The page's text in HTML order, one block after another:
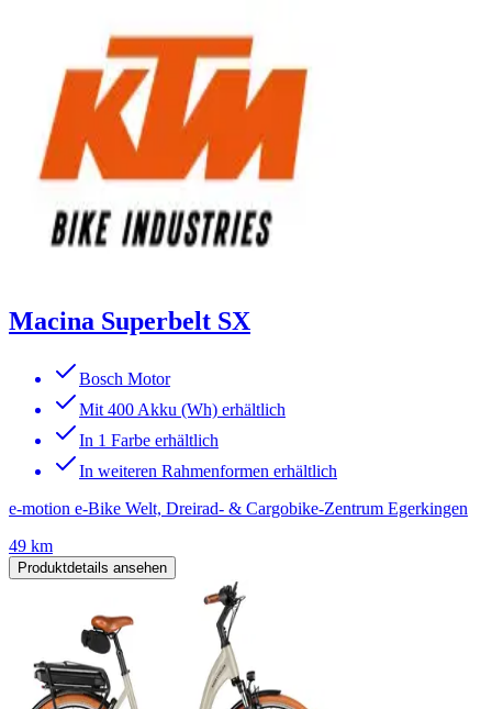
Macina Superbelt SX
Bosch Motor
Mit 400 Akku (Wh) erhältlich
In 1 Farbe erhältlich
In weiteren Rahmenformen erhältlich
e-motion e-Bike Welt, Dreirad- & Cargobike-Zentrum Egerkingen
49 km
Produktdetails ansehen